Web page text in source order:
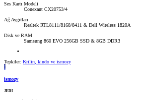
Ses Kartı Modeli
Conexant CX20753/4
Ağ Aygıtları
Realtek RTL8111/8168/8411 & Dell Wireless 1820A
Disk ve RAM
Samsung 860 EVO 256GB SSD & 8GB DDR3
Tepkiler: Krilin kindo ve ismozy
I
ismozy
JEDI